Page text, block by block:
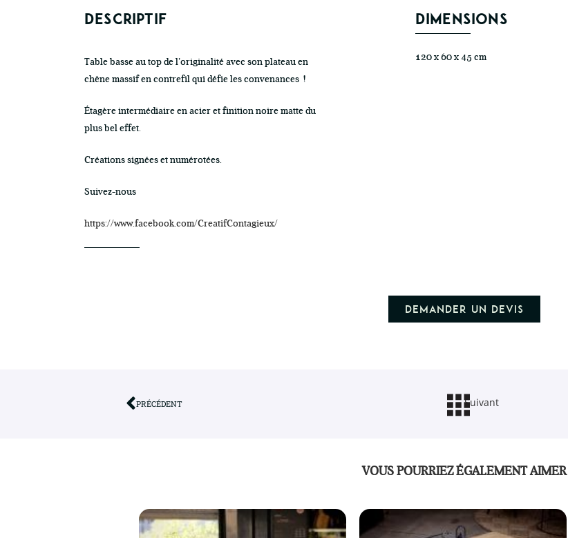
DESCRIPTIF
Table basse au top de l’originalité avec son plateau en
chêne massif en contrefil qui défie les convenances !
Étagère intermédiaire en acier et finition noire matte du
plus bel effet.
Créations signées et numérotées.
Suivez-nous
https://www.facebook.com/CreatifContagieux/
DIMENSIONS
120 x 60 x 45 cm
Demander un devis
PRÉCÉDENT Suivant
VOUS POURRIEZ ÉGALEMENT AIMER